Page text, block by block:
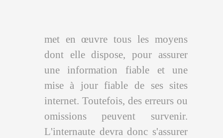
met en œuvre tous les moyens
dont elle dispose, pour assurer
une information fiable et une
mise à jour fiable de ses sites
internet. Toutefois, des erreurs ou
omissions peuvent survenir.
L'internaute devra donc s'assurer